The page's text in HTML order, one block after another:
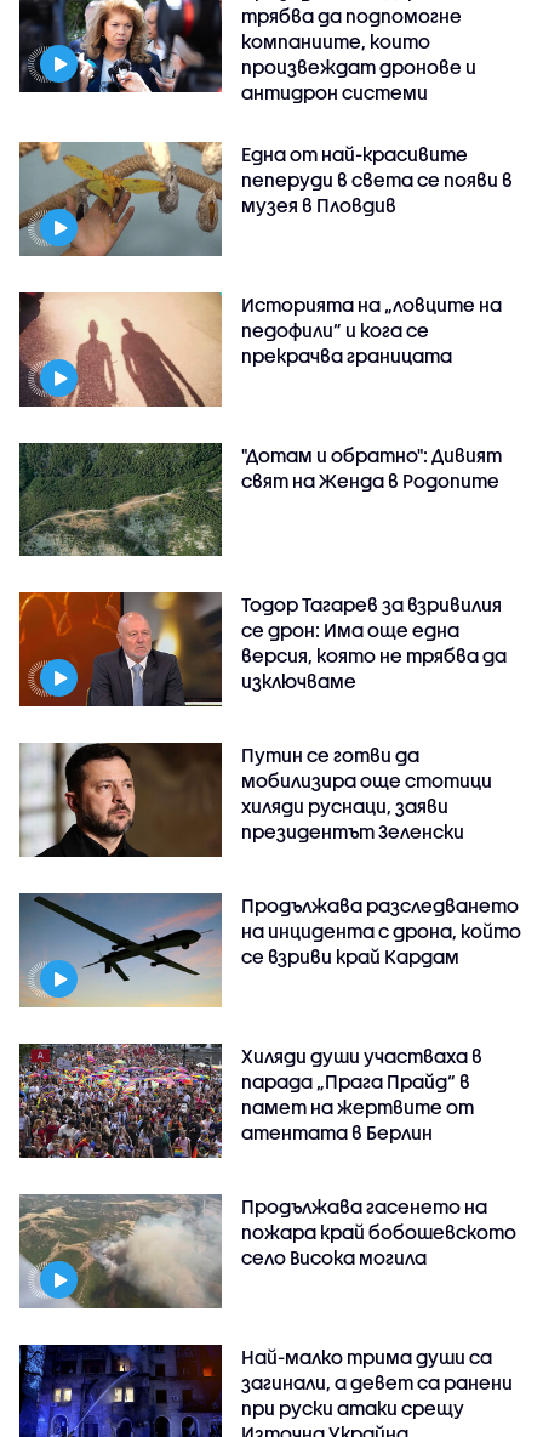
трябва да подпомогне
компаниите, които
произвеждат дронове и
антидрон системи
Една от най-красивите
пеперуди в света се появи в
музея в Пловдив
Историята на „ловците на
педофили” и кога се
прекрачва границата
"Дотам и обратно": Дивият
свят на Женда в Родопите
Тодор Тагарев за взривилия
се дрон: Има още една
версия, която не трябва да
изключваме
Путин се готви да
мобилизира още стотици
хиляди руснаци, заяви
президентът Зеленски
Продължава разследването
на инцидента с дрона, който
се взриви край Кардам
Хиляди души участваха в
парада „Прага Прайд“ в
памет на жертвите от
атентата в Берлин
Продължава гасенето на
пожара край бобошевското
село Висока могила
Най-малко трима души са
загинали, а девет са ранени
при руски атаки срещу